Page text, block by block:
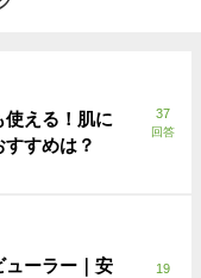
使える！肌に
すめは？
37
回答
ューラー｜安
19